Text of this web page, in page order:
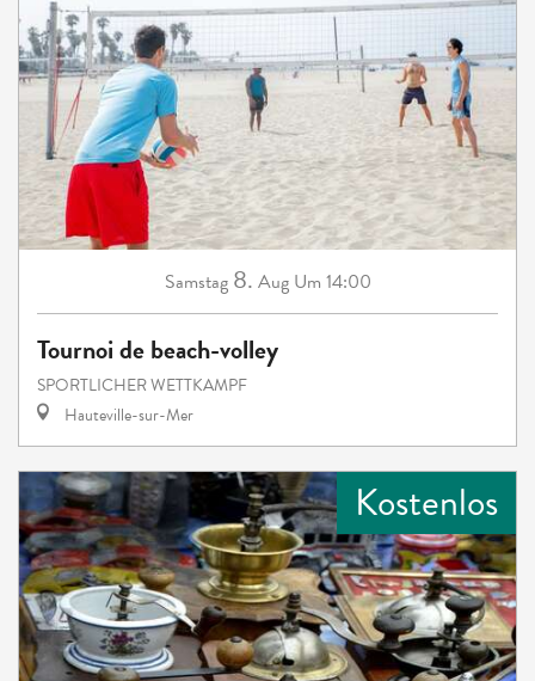
Samstag 8. Aug Um 14:00
Tournoi de beach-volley
SPORTLICHER WETTKAMPF
Hauteville-sur-Mer
Kostenlos